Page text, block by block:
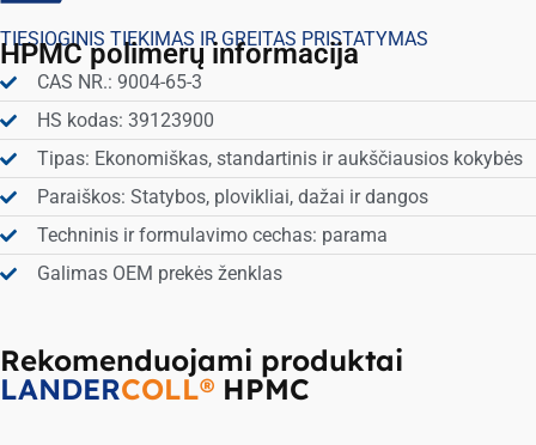
TIESIOGINIS TIEKIMAS IR GREITAS PRISTATYMAS
HPMC polimerų informacija
CAS NR.: 9004-65-3
HS kodas: 39123900
Tipas: Ekonomiškas, standartinis ir aukščiausios kokybės
Paraiškos: Statybos, plovikliai, dažai ir dangos
Techninis ir formulavimo cechas: parama
Galimas OEM prekės ženklas
Rekomenduojami produktai
LANDERCOLL® HPMC